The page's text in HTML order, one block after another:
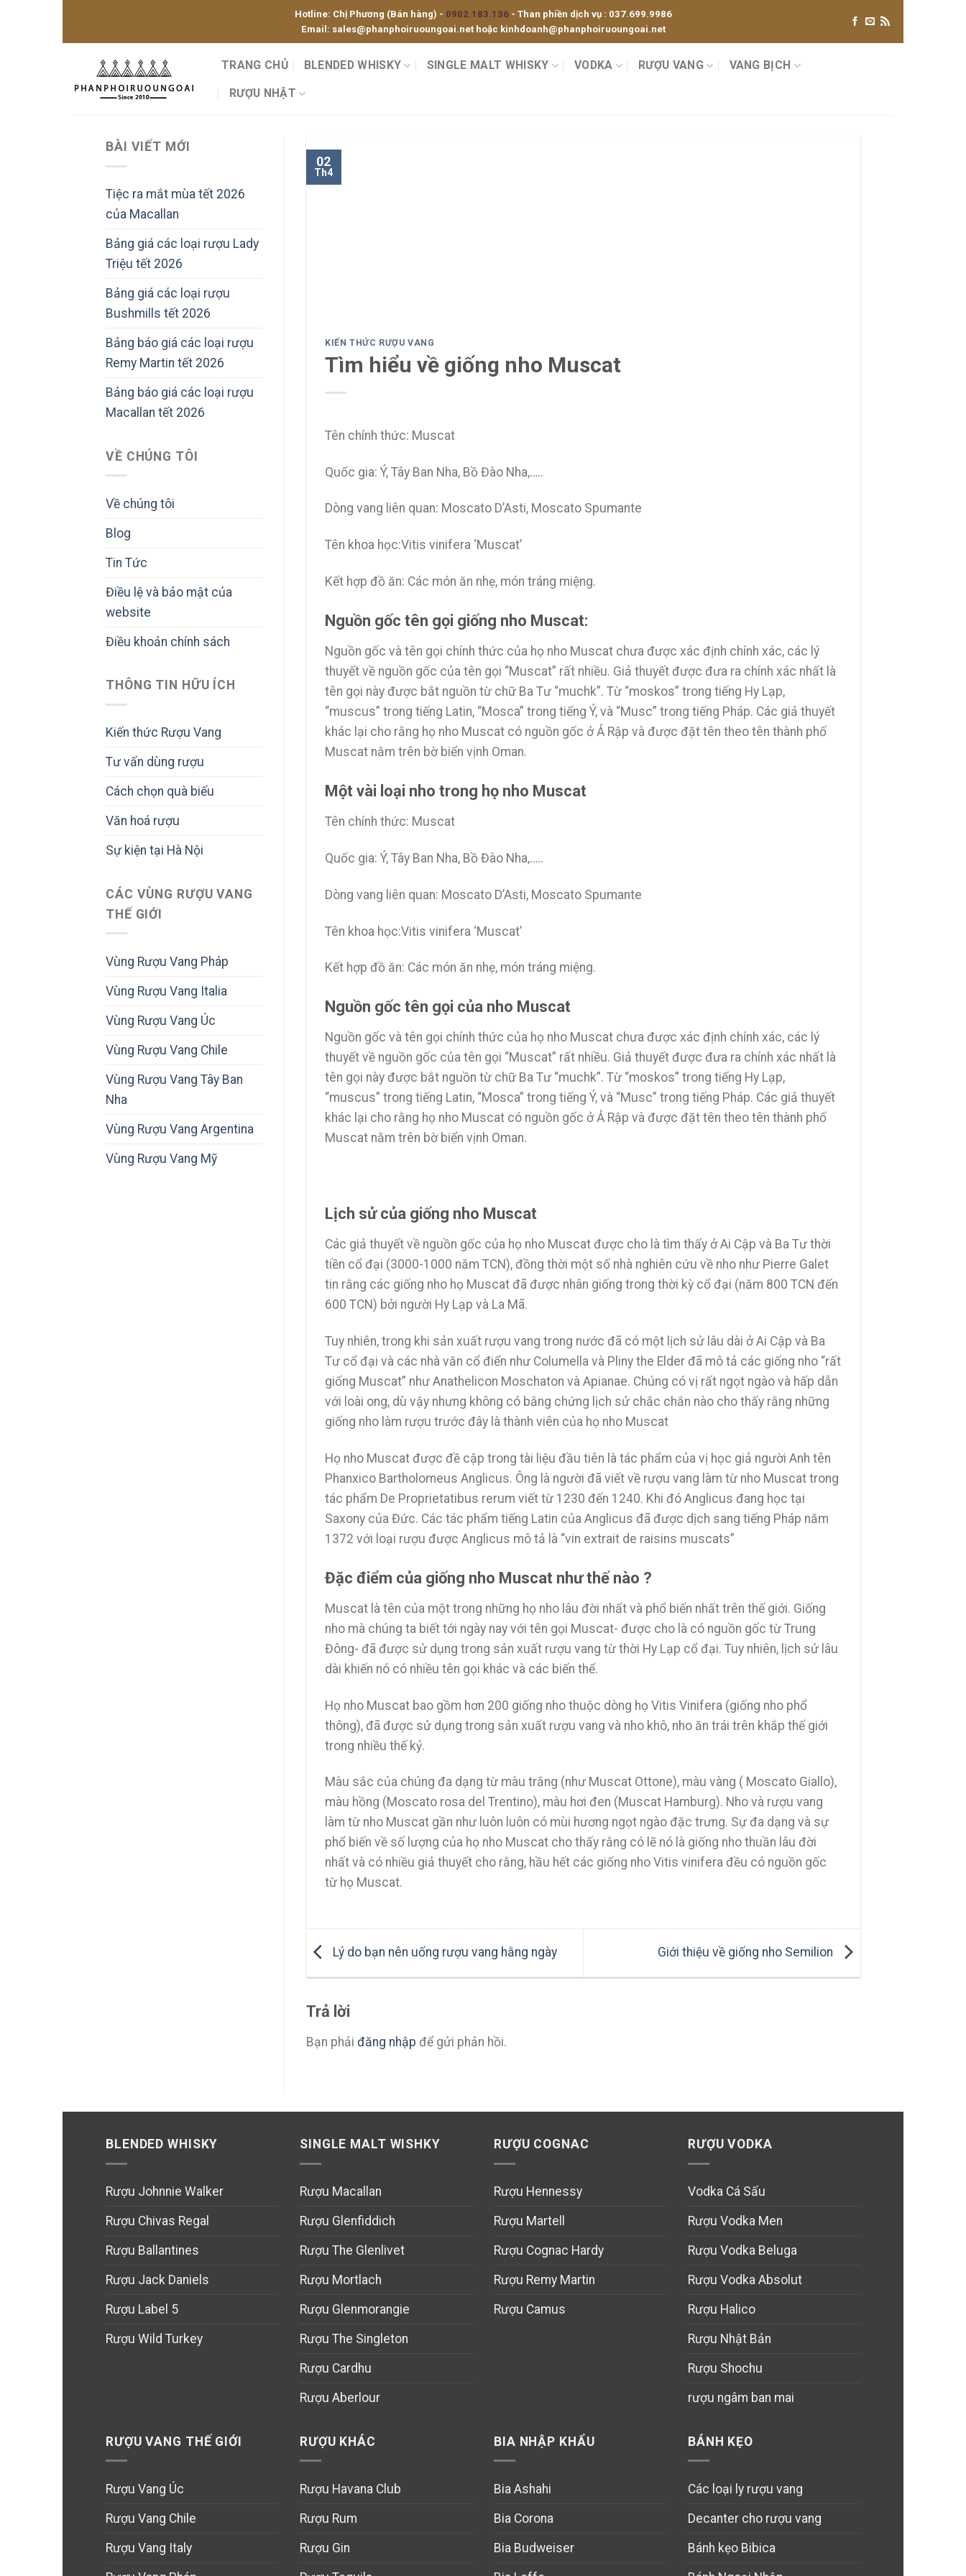
Hotline: Chị Phương (Bán hàng) - 0902.183.136 - Than phiền dịch vụ : 037.699.9986
Email: sales@phanphoiruoungoai.nethoặc kinhdoanh@phanphoiruoungoai.net
TRANG CHỦ BLENDED WHISKY SINGLE MALT WHISKY VODKA RƯỢU VANG VANG BỊCH
RƯỢU NHẬT
BÀI VIẾT MỚI
Tiệc ra mắt mùa tết 2026
của Macallan
Bảng giá các loại rượu Lady
Triệu tết 2026
Bảng giá các loại rượu
Bushmills tết 2026
Bảng báo giá các loại rượu
Remy Martin tết 2026
Bảng báo giá các loại rượu
Macallan tết 2026
VỀ CHÚNG TÔI
Về chúng tôi
Blog
Tin Tức
Điều lệ và bảo mật của
website
Điều khoản chính sách
THÔNG TIN HỮU ÍCH
Kiến thức Rượu Vang
Tư vấn dùng rượu
Cách chọn quà biếu
Văn hoá rượu
Sự kiện tại Hà Nội
CÁC VÙNG RƯỢU VANG
THẾ GIỚI
Vùng Rượu Vang Pháp
Vùng Rượu Vang Italia
Vùng Rượu Vang Úc
Vùng Rượu Vang Chile
Vùng Rượu Vang Tây Ban
Nha
Vùng Rượu Vang Argentina
Vùng Rượu Vang Mỹ
02
Th4
KIẾN THỨC RƯỢU VANG
Tìm hiểu về giống nho Muscat
Tên chính thức: Muscat
Quốc gia: Ý, Tây Ban Nha, Bồ Đào Nha,…..
Dòng vang liên quan: Moscato D’Asti, Moscato Spumante
Tên khoa học:Vitis vinifera ‘Muscat’
Kết hợp đồ ăn: Các món ăn nhẹ, món tráng miệng.
Nguồn gốc tên gọi giống nho Muscat:
Nguồn gốc và tên gọi chính thức của họ nho Muscat chưa được xác định chính xác, các lý
thuyết về nguồn gốc của tên gọi “Muscat” rất nhiều. Giả thuyết được đưa ra chính xác nhất là
tên gọi này được bắt nguồn từ chữ Ba Tư “muchk”. Từ “moskos” trong tiếng Hy Lạp,
“muscus” trong tiếng Latin, “Mosca” trong tiếng Ý, và “Musc” trong tiếng Pháp. Các giả thuyết
khác lại cho rằng họ nho Muscat có nguồn gốc ở Ả Rập và được đặt tên theo tên thành phố
Muscat nằm trên bờ biển vịnh Oman.
Một vài loại nho trong họ nho Muscat
Tên chính thức: Muscat
Quốc gia: Ý, Tây Ban Nha, Bồ Đào Nha,…..
Dòng vang liên quan: Moscato D’Asti, Moscato Spumante
Tên khoa học:Vitis vinifera ‘Muscat’
Kết hợp đồ ăn: Các món ăn nhẹ, món tráng miệng.
Nguồn gốc tên gọi của nho Muscat
Nguồn gốc và tên gọi chính thức của họ nho Muscat chưa được xác định chính xác, các lý
thuyết về nguồn gốc của tên gọi “Muscat” rất nhiều. Giả thuyết được đưa ra chính xác nhất là
tên gọi này được bắt nguồn từ chữ Ba Tư “muchk”. Từ “moskos” trong tiếng Hy Lạp,
“muscus” trong tiếng Latin, “Mosca” trong tiếng Ý, và “Musc” trong tiếng Pháp. Các giả thuyết
khác lại cho rằng họ nho Muscat có nguồn gốc ở Ả Rập và được đặt tên theo tên thành phố
Muscat nằm trên bờ biển vịnh Oman.
Lịch sử của giống nho Muscat
Các giả thuyết về nguồn gốc của họ nho Muscat được cho là tìm thấy ở Ai Cập và Ba Tư thời
tiền cổ đại (3000-1000 năm TCN), đồng thời một số nhà nghiên cứu về nho như Pierre Galet
tin rằng các giống nho họ Muscat đã được nhân giống trong thời kỳ cổ đại (năm 800 TCN đến
600 TCN) bởi người Hy Lạp và La Mã.
Tuy nhiên, trong khi sản xuất rượu vang trong nước đã có một lịch sử lâu dài ở Ai Cập và Ba
Tư cổ đại và các nhà văn cổ điển như Columella và Pliny the Elder đã mô tả các giống nho “rất
giống Muscat” như Anathelicon Moschaton và Apianae. Chúng có vị rất ngọt ngào và hấp dẫn
với loài ong, dù vậy nhưng không có bằng chứng lịch sử chắc chắn nào cho thấy rằng những
giống nho làm rượu trước đây là thành viên của họ nho Muscat
Họ nho Muscat được đề cập trong tài liệu đầu tiên là tác phẩm của vị học giả người Anh tên
Phanxico Bartholomeus Anglicus. Ông là người đã viết về rượu vang làm từ nho Muscat trong
tác phẩm De Proprietatibus rerum viết từ 1230 đến 1240. Khi đó Anglicus đang học tại
Saxony của Đức. Các tác phẩm tiếng Latin của Anglicus đã được dịch sang tiếng Pháp năm
1372 với loại rượu được Anglicus mô tả là “vin extrait de raisins muscats”
Đặc điểm của giống nho Muscat như thế nào ?
Muscat là tên của một trong những họ nho lâu đời nhất và phổ biến nhất trên thế giới. Giống
nho mà chúng ta biết tới ngày nay với tên gọi Muscat- được cho là có nguồn gốc từ Trung
Đông- đã được sử dụng trong sản xuất rượu vang từ thời Hy Lạp cổ đại. Tuy nhiên, lịch sử lâu
dài khiến nó có nhiều tên gọi khác và các biến thể.
Họ nho Muscat bao gồm hơn 200 giống nho thuộc dòng họ Vitis Vinifera (giống nho phổ
thông), đã được sử dụng trong sản xuất rượu vang và nho khô, nho ăn trái trên khắp thế giới
trong nhiều thế kỷ.
Màu sắc của chúng đa dạng từ màu trắng (như Muscat Ottone), màu vàng ( Moscato Giallo),
màu hồng (Moscato rosa del Trentino), màu hơi đen (Muscat Hamburg). Nho và rượu vang
làm từ nho Muscat gần như luôn luôn có mùi hương ngọt ngào đặc trưng. Sự đa dạng và sự
phổ biến về số lượng của họ nho Muscat cho thấy rằng có lẽ nó là giống nho thuần lâu đời
nhất và có nhiều giả thuyết cho rằng, hầu hết các giống nho Vitis vinifera đều có nguồn gốc
từ họ Muscat.
Lý do bạn nên uống rượu vang hằng ngày Giới thiệu về giống nho Semilion
Trả lời
Bạn phải đăng nhập để gửi phản hồi.
BLENDED WHISKY
Rượu Johnnie Walker
Rượu Chivas Regal
Rượu Ballantines
Rượu Jack Daniels
Rượu Label 5
Rượu Wild Turkey
SINGLE MALT WISHKY
Rượu Macallan
Rượu Glenfiddich
Rượu The Glenlivet
Rượu Mortlach
Rượu Glenmorangie
Rượu The Singleton
Rượu Cardhu
Rượu Aberlour
RƯỢU COGNAC
Rượu Hennessy
Rượu Martell
Rượu Cognac Hardy
Rượu Remy Martin
Rượu Camus
RƯỢU VODKA
Vodka Cá Sấu
Rượu Vodka Men
Rượu Vodka Beluga
Rượu Vodka Absolut
Rượu Halico
Rượu Nhật Bản
Rượu Shochu
rượu ngâm ban mai
RƯỢU VANG THẾ GIỚI
Rượu Vang Úc
Rượu Vang Chile
Rượu Vang Italy
RƯỢU KHÁC
Rượu Havana Club
Rượu Rum
Rượu Gin
BIA NHẬP KHẨU
Bia Ashahi
Bia Corona
Bia Budweiser
BÁNH KẸO
Các loại ly rượu vang
Decanter cho rượu vang
Bánh kẹo Bibica